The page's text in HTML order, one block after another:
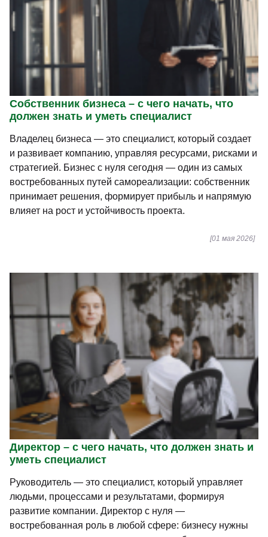
Собственник бизнеса – с чего начать, что
должен знать и уметь специалист
Владелец бизнеса — это специалист, который создает
и развивает компанию, управляя ресурсами, рисками и
стратегией. Бизнес с нуля сегодня — один из самых
востребованных путей самореализации: собственник
принимает решения, формирует прибыль и напрямую
влияет на рост и устойчивость проекта.
[01 мая 2026]
Директор – с чего начать, что должен знать и
уметь специалист
Руководитель — это специалист, который управляет
людьми, процессами и результатами, формируя
развитие компании. Директор с нуля —
востребованная роль в любой сфере: бизнесу нужны